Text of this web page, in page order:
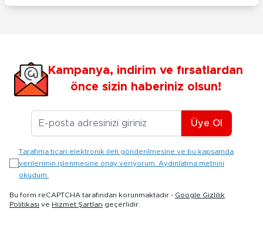
Kampanya, indirim ve fırsatlardan
önce sizin haberiniz olsun!
E-posta Adresiniz
Üye Ol
Tarafıma ticari elektronik ileti gönderilmesine ve bu kapsamda
verilerimin işlenmesine onay veriyorum. Aydınlatma metnini
okudum.
Bu form reCAPTCHA tarafından korunmaktadır - Google Gizlilik
Politikası ve Hizmet Şartları geçerlidir.